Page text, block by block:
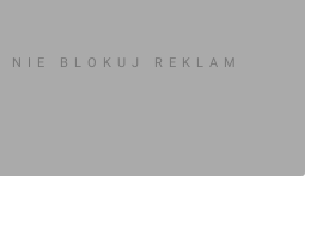
BLOKUJ REKLAM